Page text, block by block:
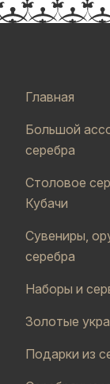
Главная
Большой
серебра
Столовое
Кубачи
Сувениры,
серебра
Наборы и
Золотые
Подарки из